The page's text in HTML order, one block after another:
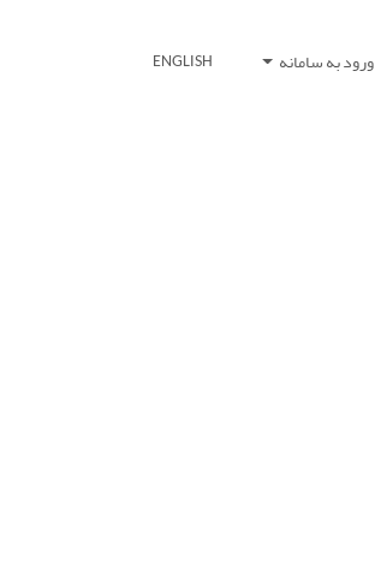
ورود به سامانه ENGLISH